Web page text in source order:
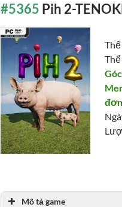
#5365 Pih 2-
Mô tả game